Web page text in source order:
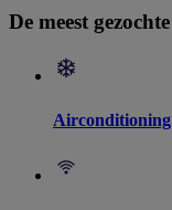
De meest gezochte
Airconditioning